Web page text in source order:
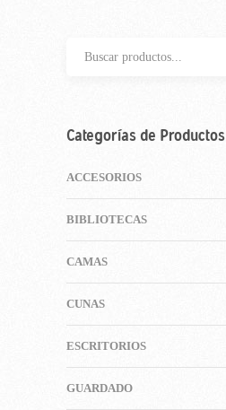
Categorías de Productos
ACCESORIOS
BIBLIOTECAS
CAMAS
CUNAS
ESCRITORIOS
GUARDADO